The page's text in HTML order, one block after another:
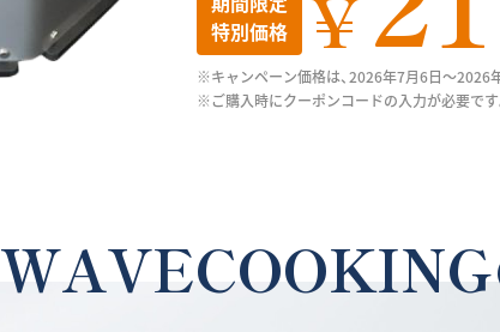
特別価格
※キャンペーン価格は、2026年7月6日～2026
※ご購入時にクーポンコードの入力が必要です